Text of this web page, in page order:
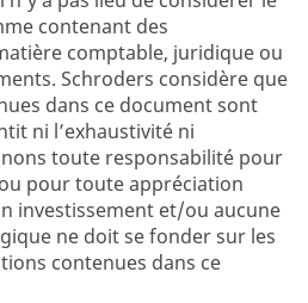
contenant des
comptable, juridique ou
Schroders considère que
dans ce document sont
ni l’exhaustivité ni
toute responsabilité pour
pour toute appréciation
investissement et/ou aucune
ne doit se fonder sur les
contenues dans ce